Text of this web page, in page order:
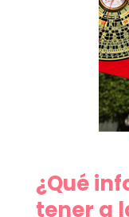
¿Qué
tener a